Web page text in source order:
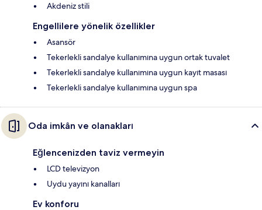
Akdeniz stili
Engellilere yönelik özellikler
Asansör
Tekerlekli sandalye kullanımına uygun ortak tuvalet
Tekerlekli sandalye kullanımına uygun kayıt masası
Tekerlekli sandalye kullanımına uygun spa
Oda imkân ve olanakları
Eğlencenizden taviz vermeyin
LCD televizyon
Uydu yayını kanalları
Ev konforu